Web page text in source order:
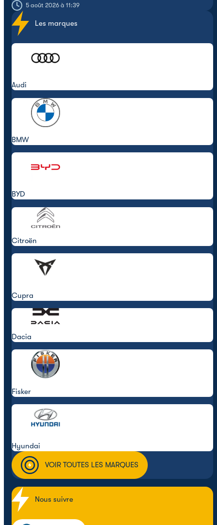
5 août 2026 à 11:39
Les marques
Audi
BMW
BYD
Citroën
Cupra
Dacia
Fisker
Hyundai
VOIR TOUTES LES MARQUES
Nous suivre